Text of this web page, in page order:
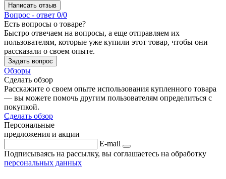
Написать отзыв
Вопрос - ответ 0/0
Есть вопросы о товаре?
Быстро отвечаем на вопросы, а еще отправляем их
пользователям, которые уже купили этот товар, чтобы они
рассказали о своем опыте.
Задать вопрос
Обзоры
Сделать обзор
Расскажите о своем опыте использования купленного товара
— вы можете помочь другим пользователям определиться с
покупкой.
Сделать обзор
Персональные
предложения и акции
E-mail
Подписываясь на рассылку, вы соглашаетесь на обработку
персональных данных